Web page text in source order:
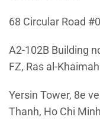
68 Circular Road
A2-102B Building
FZ, Ras al-
Yersin Tower, 8e
Thanh, Ho Chi